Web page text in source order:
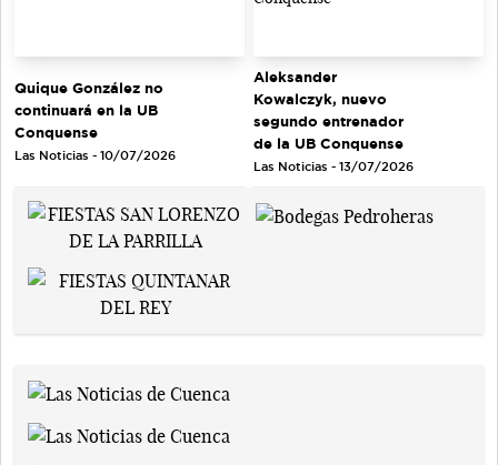
Quique González no
continuará en la UB
Conquense
Las Noticias - 10/07/2026
Aleksander
Kowalczyk, nuevo
segundo entrenador
de la UB Conquense
Las Noticias - 13/07/2026